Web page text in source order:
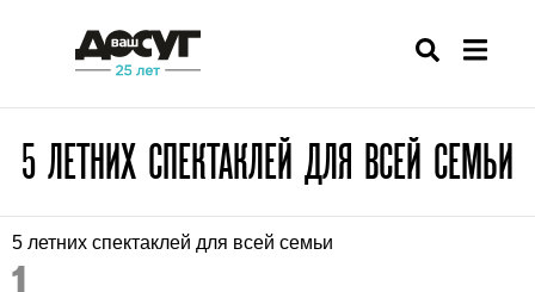
5 ЛЕТНИХ СПЕКТАКЛЕЙ ДЛЯ ВСЕЙ СЕМЬИ
5 летних спектаклей для всей семьи